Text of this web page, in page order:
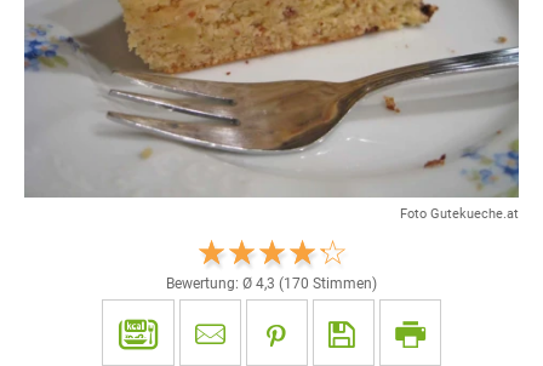
Foto Gutekueche.at
Bewertung: Ø 4,3 (170 Stimmen)